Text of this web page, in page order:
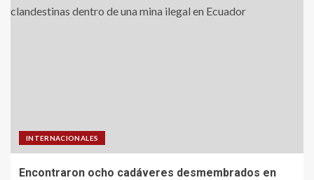
INTERNACIONALES
Encontraron ocho cadáveres desmembrados en